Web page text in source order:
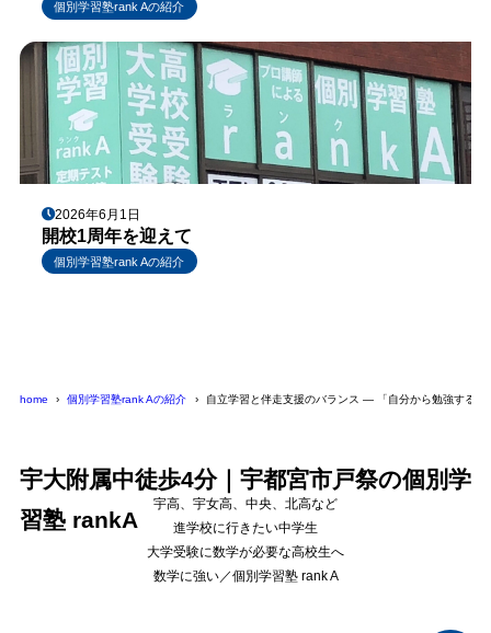
個別学習塾rank Aの紹介
2026年6月1日
開校1周年を迎えて
個別学習塾rank Aの紹介
home 個別学習塾rank Aの紹介 自立学習と伴走支援のバランス ― 「自分から勉強する理
宇大附属中徒歩4分｜宇都宮市戸祭の個別学
習塾 rankA
宇高、宇女高、中央、北高など
進学校に行きたい中学生
大学受験に数学が必要な高校生へ
数学に強い／個別学習塾 rank A